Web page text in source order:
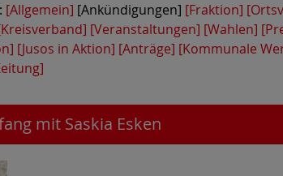
[Allgemein] [Ankündigungen] [Fraktion]
[Veranstaltungen] [Wahlen]
[Jusos in Aktion] [Anträge] [Kommunale
mit Saskia Esken